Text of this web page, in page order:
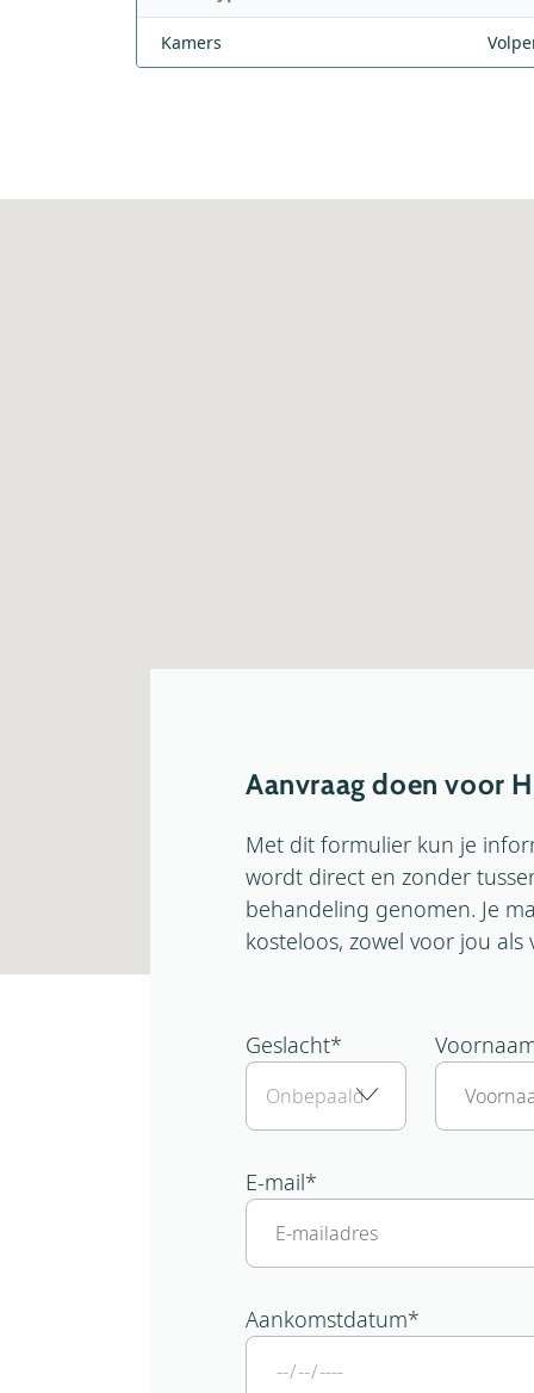
Kamers
Aanvraag doen voor
Met dit formulier kun je
wordt direct en zonder
behandeling genomen. Je
kosteloos, zowel voor jou
Geslacht*
E-mail*
Aankomstdatum*